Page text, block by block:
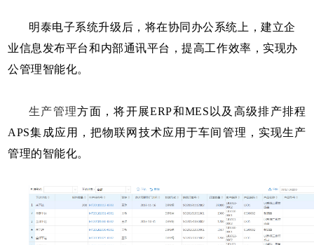
明泰电子系统升级后，将在协同办公系统上，建立企
业信息发布平台和内部通讯平台，提高工作效率，实现办
公管理智能化。
生产管理方面，将开展ERP和MES以及高级排产排程
APS集成应用 ，把物联网技术应 用于车间管理，实现生产
管理的智能化。